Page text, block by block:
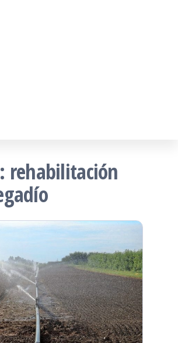
rehabilitación